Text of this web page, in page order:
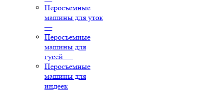
Перосъемные
машины для уток
—
Перосъемные
машины для
гусей —
Перосъемные
машины для
индеек